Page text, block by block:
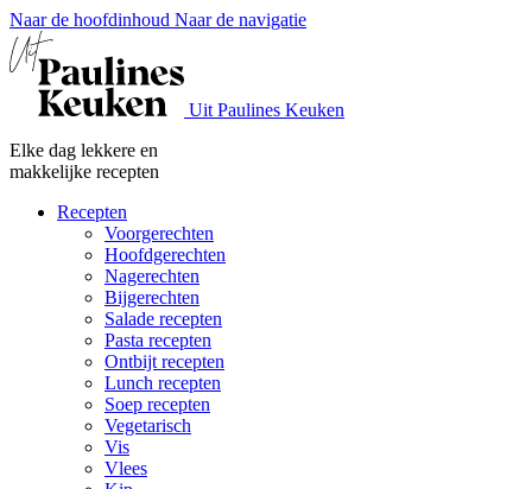
Naar de hoofdinhoud Naar de navigatie
Uit Paulines Keuken
Elke dag lekkere en
makkelijke recepten
Recepten
Voorgerechten
Hoofdgerechten
Nagerechten
Bijgerechten
Salade recepten
Pasta recepten
Ontbijt recepten
Lunch recepten
Soep recepten
Vegetarisch
Vis
Vlees